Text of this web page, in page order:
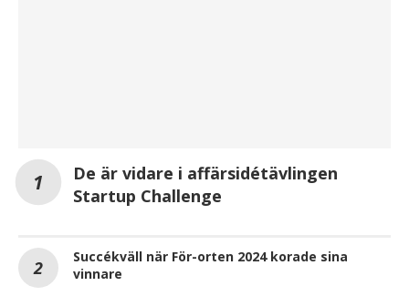
De är vidare i affärsidétävlingen
Startup Challenge
Succékväll när För-orten 2024 korade sina
vinnare